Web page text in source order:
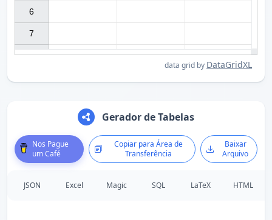
6
7
data grid by DataGridXL
Gerador de Tabelas
Nos Pague
um Café
Copiar para Área de
Transferência
Baixar
Arquivo
JSON Excel Magic SQL LaTeX HTML